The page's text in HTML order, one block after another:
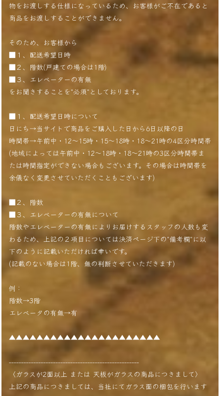
物をお渡しする仕様になっているため、お客様がご不在であると
商品をお渡しすることができません。
そのため、お客様から
■１、配送希望日時
■２、階数(戸建ての場合は1階)
■３、エレベーターの有無
をお聞きすることを"必須"としております。
■１、配送希望日時について
日にち→当サイトで商品をご購入した日から6日以降の日
時間帯→午前中・12〜15時・15〜18時・18〜21時の4区分時間帯
(地域によっては午前中・12〜18時・18〜21時の3区分時間帯ま
たは時間指定ができない場合もございます。その場合は時間帯を
余儀なく変更させていただくこともございます)
■２、階数
■３、エレベーターの有無について
階数やエレベーターの有無によりお届けするスタッフの人数も変
わるため、上記の２項目については決済ページ下の"備考欄"に以
下のように記載いただければ幸いです。
(記載のない場合は1階、無の判断させていただきます)
例：
階数→3階
エレベータの有無→有
▲▲▲▲▲▲▲▲▲▲▲▲▲▲▲▲▲▲▲▲▲▲
-----------------------------------------------------
〈ガラスが2面以上 または 天板がガラスの商品につきまして〉
上記の商品につきましては、当社にてガラス面の梱包を行います